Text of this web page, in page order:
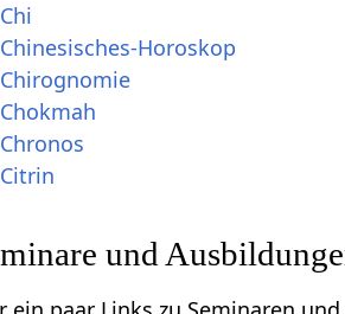
Chi
Chinesisches-Horoskop
Chirognomie
Chokmah
Chronos
Citrin
und